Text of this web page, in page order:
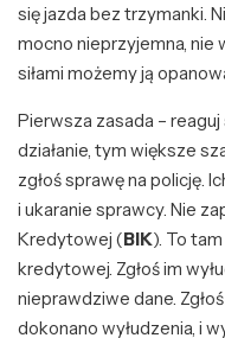
się jazda bez trzymanki.
mocno nieprzyjemna,
siłami możemy ją
Pierwsza zasada –
działanie, tym większe
zgłoś sprawę na policję.
i ukaranie sprawcy. Nie
Kredytowej (BIK). To
kredytowej. Zgłoś im
nieprawdziwe dane.
dokonano wyłudzenia, i